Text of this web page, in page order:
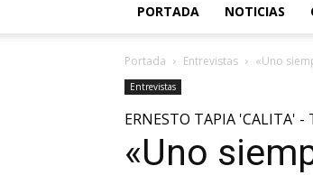
PORTADA NOTICIAS
Portada Entrevistas «Uno
Entrevistas
ERNESTO TAPIA 'CALITA'
«Uno